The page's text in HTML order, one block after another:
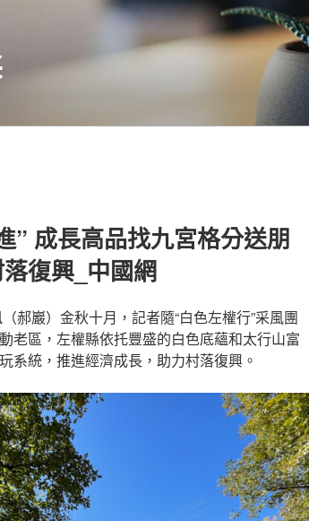
” 成長高品找九宮格分送朋
復興_中國網
郝巖）金秋十月，記者隨“白色左權行”采風團
老區，左權縣依托豐盛的白色底蘊和太行山富
系統，推進經濟成長，助力村落復興。